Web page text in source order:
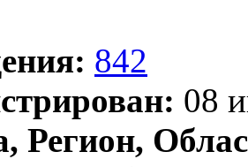
842
08
Регион,